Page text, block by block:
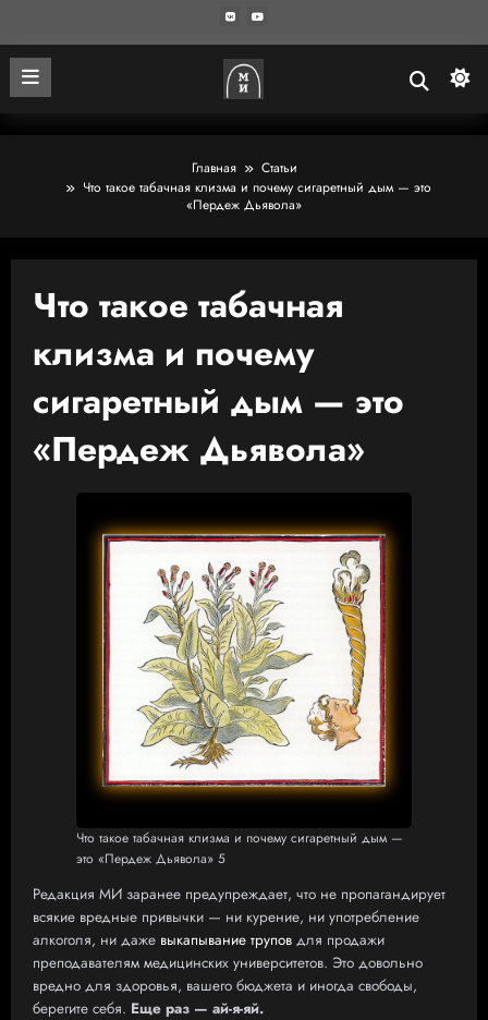
Главная
Статьи
Что такое табачная клизма и почему сигаретный дым — это
«Пердеж Дьявола»
Что такое табачная
клизма и почему
сигаретный дым — это
«Пердеж Дьявола»
Что такое табачная клизма и почему сигаретный дым —
это «Пердеж Дьявола» 5
Редакция МИ заранее предупреждает, что не пропагандирует
всякие вредные привычки — ни курение, ни употребление
алкоголя, ни даже выкапывание трупов для продажи
преподавателям медицинских университетов. Это довольно
вредно для здоровья, вашего бюджета и иногда свободы,
берегите себя. Еще раз — ай-я-яй.